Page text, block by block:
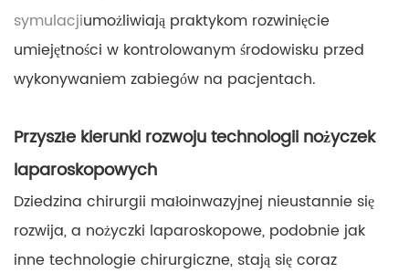
symulacjiumożliwiają praktykom rozwinięcie
umiejętności w kontrolowanym środowisku przed
wykonywaniem zabiegów na pacjentach.
Przyszłe kierunki rozwoju technologii nożyczek
laparoskopowych
Dziedzina chirurgii małoinwazyjnej nieustannie się
rozwija, a nożyczki laparoskopowe, podobnie jak
inne technologie chirurgiczne, stają się coraz